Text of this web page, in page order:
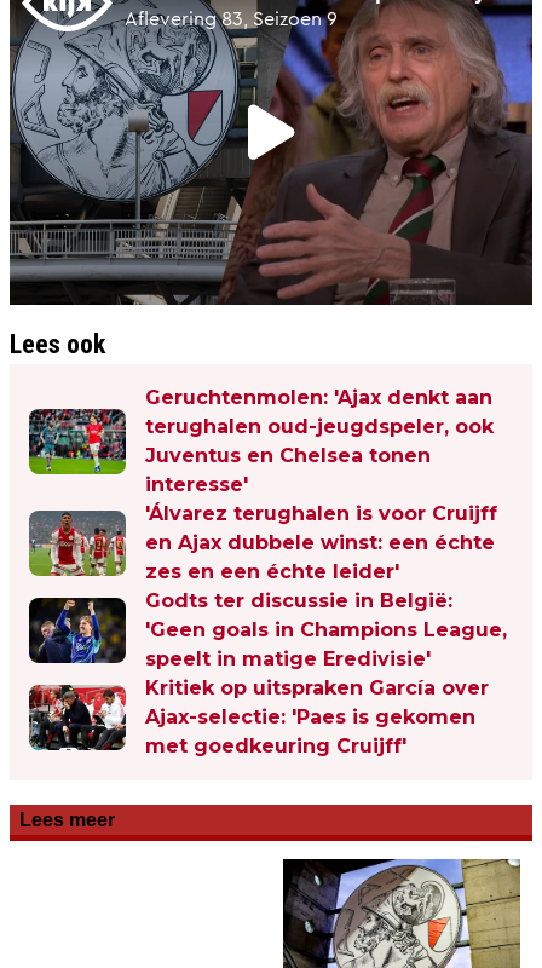
Lees ook
Geruchtenmolen: 'Ajax denkt aan
terughalen oud-jeugdspeler, ook
Juventus en Chelsea tonen
interesse'
'Álvarez terughalen is voor Cruijff
en Ajax dubbele winst: een échte
zes en een échte leider'
Godts ter discussie in België:
'Geen goals in Champions League,
speelt in matige Eredivisie'
Kritiek op uitspraken García over
Ajax-selectie: 'Paes is gekomen
met goedkeuring Cruijff'